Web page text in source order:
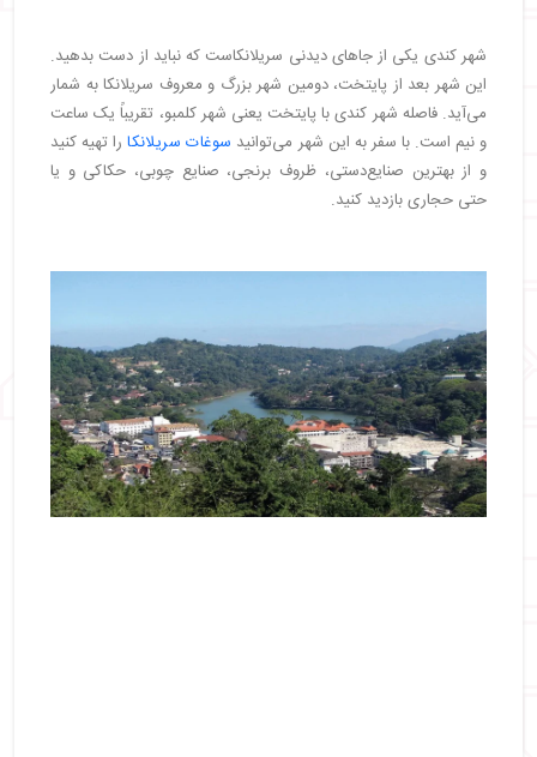
شهر کندی یکی از جاهای دیدنی سریلانکاست که نباید از دست بدهید.
این شهر بعد از پایتخت، دومین شهر بزرگ و معروف سریلانکا به شمار
می‌آید. فاصله شهر کندی با پایتخت یعنی شهر کلمبو، تقریباً یک ساعت
و نیم است. با سفر به این شهر می‌توانید سوغات سریلانکارا تهیه کنید
و از بهترین صنایع‌دستی، ظروف برنجی، صنایع چوبی، حکاکی و یا
حتی حجاری بازدید کنید.